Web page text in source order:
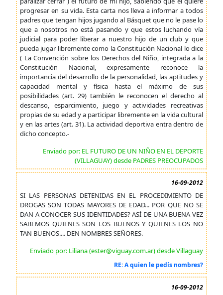
progresar en su vida. Esta carta nos lleva a informar a todos
padres que tengan hijos jugando al Básquet que no le pase lo
que a nosotros no está pasando y que estos luchando vía
judicial para poder liberar a nuestro hijo de un club y que
pueda jugar libremente como la Constitución Nacional lo dice
( La Convención sobre los Derechos del Niño, integrada a la
Constitución Nacional, expresamente reconoce la
importancia del desarrollo de la personalidad, las aptitudes y
capacidad mental y física hasta el máximo de sus
posibilidades (art. 29) también le reconocen el derecho al
descanso, esparcimiento, juego y actividades recreativas
propias de su edad y a participar libremente en la vida cultural
y en las artes (art. 31). La actividad deportiva entra dentro de
dicho concepto.-
Enviado por: EL FUTURO DE UN NIÑO EN EL DEPORTE
(VILLAGUAY) desde PADRES PREOCUPADOS
16-09-2012
SI LAS PERSONAS DETENIDAS EN EL PROCEDIMIENTO DE
DROGAS SON TODAS MAYORES DE EDAD... POR QUE NO SE
DAN A CONOCER SUS IDENTIDADES? ASÍ DE UNA BUENA VEZ
SABEMOS QUIENES SON LOS BUENOS Y QUIENES LOS NO
TAN BUENOS.... DEN NOMBRES SEÑORES.
Enviado por: Liliana (ester@viguay.com.ar) desde Villaguay
RE: A quien le pedís nombres?
16-09-2012